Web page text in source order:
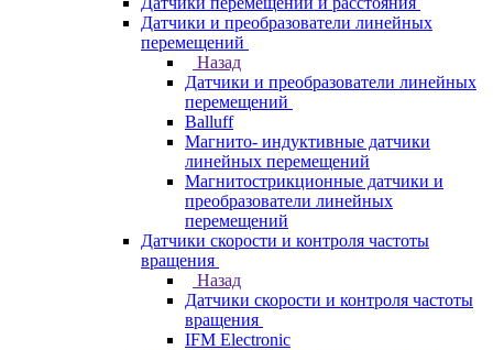
Датчики и преобразователи линейных
перемещений
Назад
Датчики и преобразователи линейных
перемещений
Balluff
Магнито- индуктивные датчики
линейных перемещений
Магнитострикционные датчики и
преобразователи линейных
перемещений
Датчики скорости и контроля частоты
вращения
Назад
Датчики скорости и контроля частоты
вращения
IFM Electronic